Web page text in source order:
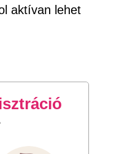
aktívan lehet